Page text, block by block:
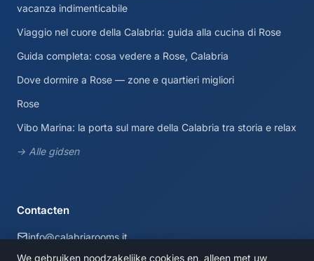
We gebruiken noodzakelijke cookies en, alleen met uw
vacanza indimenticabile
Viaggio nel cuore della Calabria: guida alla cucina di Rose
Guida completa: cosa vedere a Rose, Calabria
Dove dormire a Rose — zone e quartieri migliori
Rose
Vibo Marina: la porta sul mare della Calabria tra storia e relax
→ Alle gidsen
Contacten
info@calabriarooms.it